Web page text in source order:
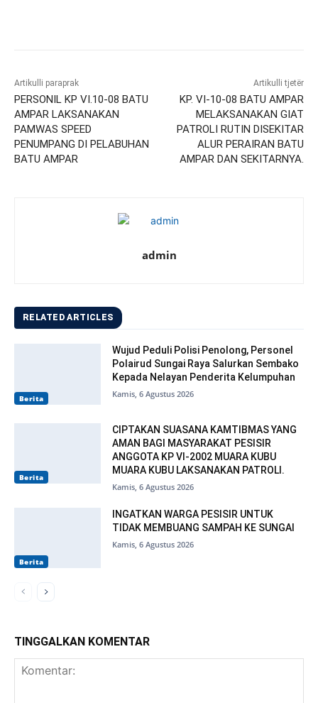
Artikulli paraprak
PERSONIL KP VI.10-08 BATU
AMPAR LAKSANAKAN
PAMWAS SPEED
PENUMPANG DI PELABUHAN
BATU AMPAR
Artikulli tjetër
KP. VI-10-08 BATU AMPAR
MELAKSANAKAN GIAT
PATROLI RUTIN DISEKITAR
ALUR PERAIRAN BATU
AMPAR DAN SEKITARNYA.
admin
RELATED ARTICLES
Berita
Wujud Peduli Polisi Penolong, Personel
Polairud Sungai Raya Salurkan Sembako
Kepada Nelayan Penderita Kelumpuhan
Kamis, 6 Agustus 2026
Berita
CIPTAKAN SUASANA KAMTIBMAS YANG
AMAN BAGI MASYARAKAT PESISIR
ANGGOTA KP VI-2002 MUARA KUBU
MUARA KUBU LAKSANAKAN PATROLI.
Kamis, 6 Agustus 2026
Berita
INGATKAN WARGA PESISIR UNTUK
TIDAK MEMBUANG SAMPAH KE SUNGAI
Kamis, 6 Agustus 2026
TINGGALKAN KOMENTAR